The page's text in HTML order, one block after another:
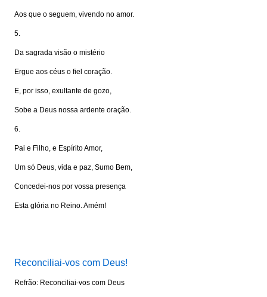
Aos que o seguem, vivendo no amor.
5.
Da sagrada visão o mistério
Ergue aos céus o fiel coração.
E, por isso, exultante de gozo,
Sobe a Deus nossa ardente oração.
6.
Pai e Filho, e Espírito Amor,
Um só Deus, vida e paz, Sumo Bem,
Concedei-nos por vossa presença
Esta glória no Reino. Amém!
Reconciliai-vos com Deus!
Refrão: Reconciliai-vos com Deus